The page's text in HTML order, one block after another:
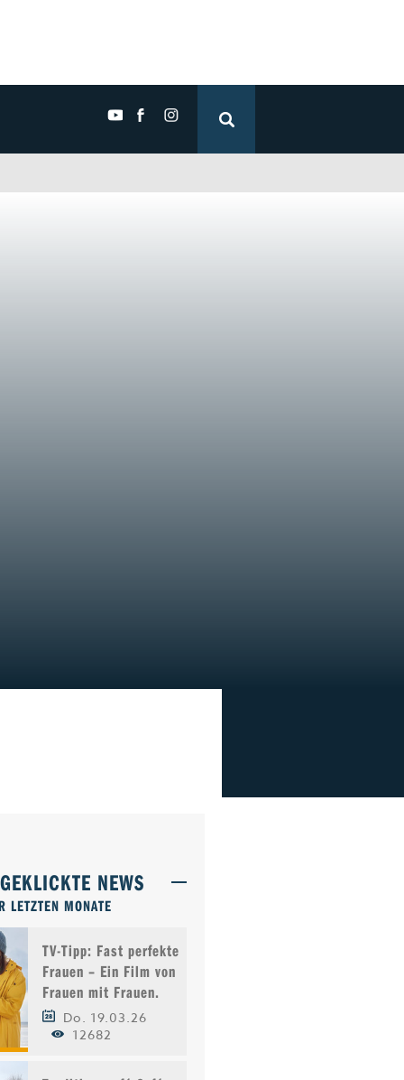
NEWS
LETZTEN MONATE
TV-Tipp: Fast perfekte
Frauen – Ein Film von
Frauen mit Frauen.
Do. 19.03.26
12682